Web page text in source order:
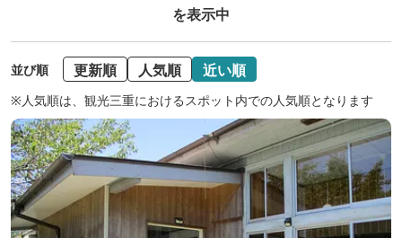
を表示中
並び順 更新順 人気順 近い順
※人気順は、観光三重におけるスポット内での人気順となります